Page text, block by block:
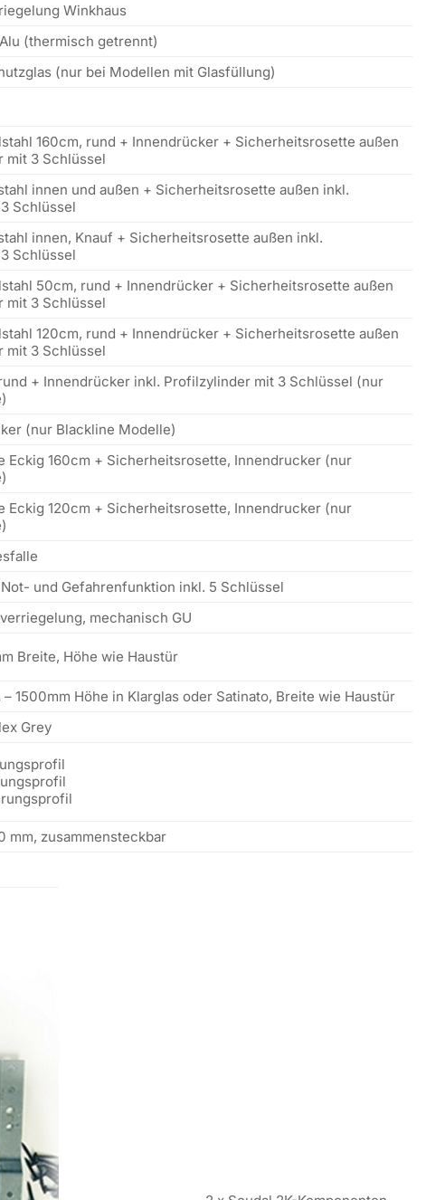
Winkhaus
(thermisch getrennt)
(nur bei Modellen mit Glasfüllung)
160cm, rund + Innendrücker + Sicherheitsrosette außen
mit 3 Schlüssel
innen und außen + Sicherheitsrosette außen inkl.
Schlüssel
innen, Knauf + Sicherheitsrosette außen inkl.
Schlüssel
50cm, rund + Innendrücker + Sicherheitsrosette außen
mit 3 Schlüssel
120cm, rund + Innendrücker + Sicherheitsrosette außen
mit 3 Schlüssel
+ Innendrücker inkl. Profilzylinder mit 3 Schlüssel (nur
(nur Blackline Modelle)
Eckig 160cm + Sicherheitsrosette, Innendrucker (nur
Eckig 120cm + Sicherheitsrosette, Innendrucker (nur
und Gefahrenfunktion inkl. 5 Schlüssel
mechanisch GU
Breite, Höhe wie Haustür
1500mm Höhe in Klarglas oder Satinato, Breite wie Haustür
Grey
mm, zusammensteckbar